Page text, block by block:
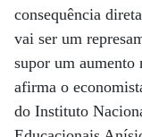
consequência
vai ser um
supor um aumento
afirma o
do Instituto